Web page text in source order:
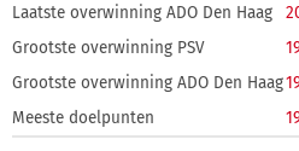
Laatste overwinning ADO Den Haag
Grootste overwinning PSV
Grootste overwinning ADO Den Haag
Meeste doelpunten